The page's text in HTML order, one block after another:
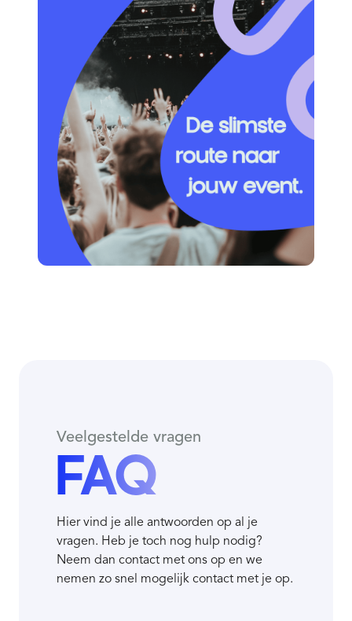
Veelgestelde vragen
FAQ
Hier vind je alle antwoorden op al je
vragen. Heb je toch nog hulp nodig?
Neem dan contact met ons op en we
nemen zo snel mogelijk contact met je op.